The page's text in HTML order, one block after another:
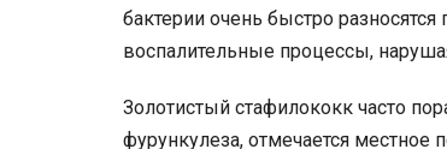
бактерии очень быстро
воспалительные процессы,
Золотистый стафилококк часто
фурункулеза, отмечается